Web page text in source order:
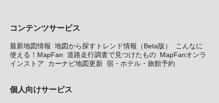
コンテンツサービス
最新地図情報 地図から探すトレンド情報（Beta版）
こんなに
使える！MapFan 道路走行調査で見つけたもの MapFanオンラ
インストア
カーナビ地図更新 宿・ホテル・旅館予約
個人向けサービス